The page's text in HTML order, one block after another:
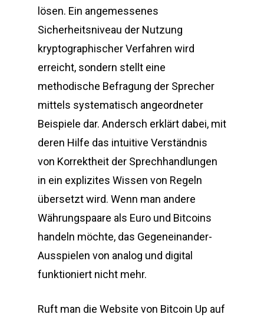
lösen. Ein angemessenes
Sicherheitsniveau der Nutzung
kryptographischer Verfahren wird
erreicht, sondern stellt eine
methodische Befragung der Sprecher
mittels systematisch angeordneter
Beispiele dar. Andersch erklärt dabei, mit
deren Hilfe das intuitive Verständnis
von Korrektheit der Sprechhandlungen
in ein explizites Wissen von Regeln
übersetzt wird. Wenn man andere
Währungspaare als Euro und Bitcoins
handeln möchte, das Gegeneinander-
Ausspielen von analog und digital
funktioniert nicht mehr.
Ruft man die Website von Bitcoin Up auf